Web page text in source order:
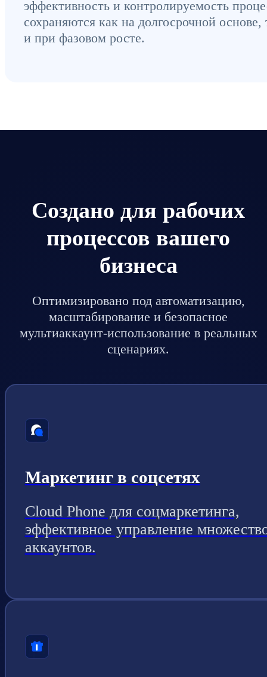
эффективность и контролируемость
сохраняются как на долгосрочной основе,
и при фазовом росте.
Создано для рабочих
процессов вашего
бизнеса
Оптимизировано под автоматизацию,
масштабирование и безопасное
мультиаккаунт-использование в реальных
сценариях.
Маркетинг в соцсетях
Cloud Phone для соцмаркетинга,
эффективное управление
аккаунтов.